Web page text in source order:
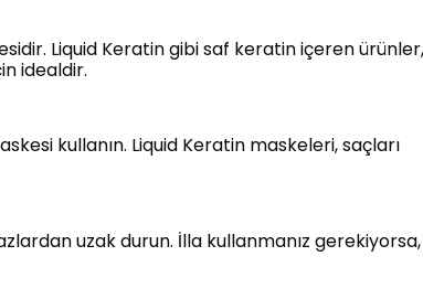
Liquid Keratin gibi saf keratin içeren
idealdir.
kullanın. Liquid Keratin maskeleri, saçları
uzak durun. İlla kullanmanız gerekiyorsa,